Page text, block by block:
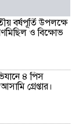
বর্ষপূর্তি উপলক্ষে
ও বিক্ষোভ
৪ পিস
গ্রেপ্তার।